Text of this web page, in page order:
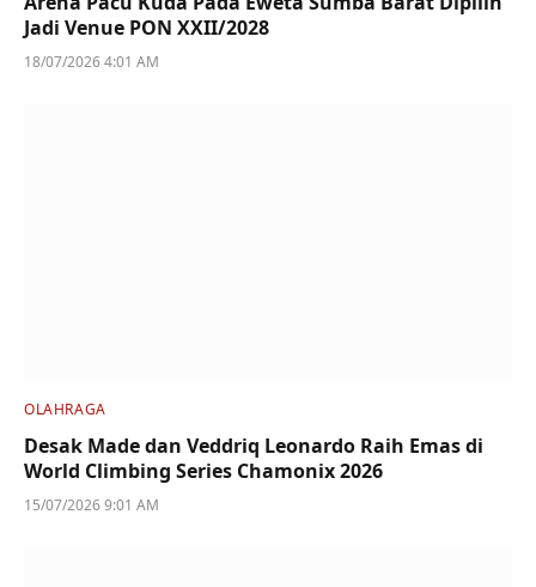
Jadi Venue PON XXII/2028
18/07/2026 4:01 AM
OLAHRAGA
Desak Made dan Veddriq Leonardo Raih Emas di
World Climbing Series Chamonix 2026
15/07/2026 9:01 AM